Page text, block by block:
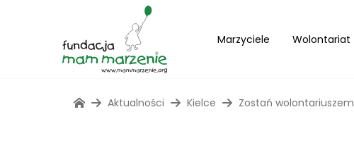
Marzyciele Wolontariat
Aktualności Kielce Zostań